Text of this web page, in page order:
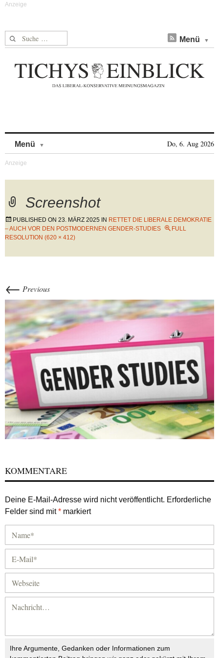
Suche nach: Menü
Menü Do, 6. Aug 2026
Screenshot
PUBLISHED ON 23. MÄRZ 2025 IN RETTET DIE LIBERALE DEMOKRATIE
– AUCH VOR DEN POSTMODERNEN GENDER-STUDIES
FULL
RESOLUTION (620 × 412)
← Previous
KOMMENTARE
Deine E-Mail-Adresse wird nicht veröffentlicht. Erforderliche
Felder sind mit* markiert
Ihre Argumente, Gedanken oder Informationen zum